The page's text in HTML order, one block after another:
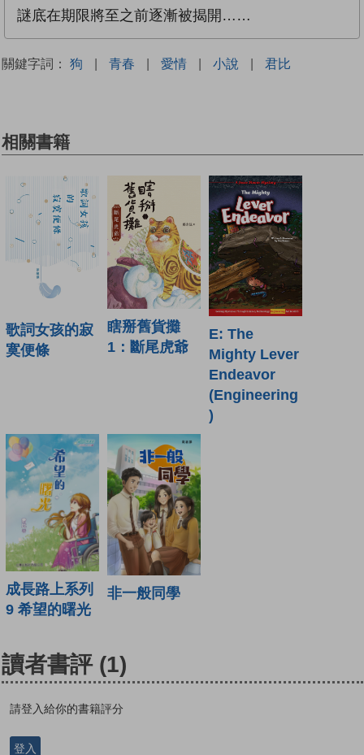
謎底在期限將至之前逐漸被揭開……
關鍵字詞： 狗 | 青春 | 愛情 | 小說 | 君比
相關書籍
歌詞女孩的寂
寞便條
瞎掰舊貨攤
1：斷尾虎爺
E: The
Mighty Lever
Endeavor
(Engineering
)
成長路上系列
9 希望的曙光
非一般同學
讀者書評 (1)
請登入給你的書籍評分
登入